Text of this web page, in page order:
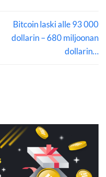
Bitcoin laski alle 93 000
dollarin – 680 miljoonan
dollarin…